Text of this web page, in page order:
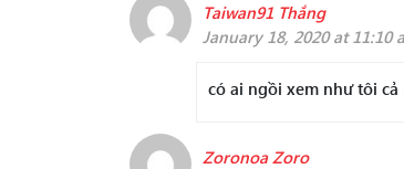
Taiwan91 Thắng
January 18, 2020 at 11:10
có ai ngồi xem như tôi
Zoronoa Zoro